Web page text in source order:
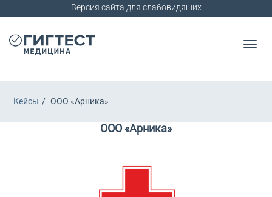
Версия сайта для слабовидящих
Кейсы ООО «Арника»
ООО «Арника»